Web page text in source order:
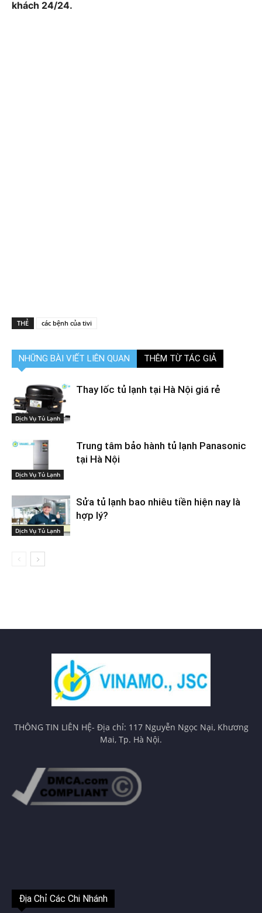
khách 24/24.
THẺ các bệnh của tivi
NHỮNG BÀI VIẾT LIÊN QUAN THÊM TỪ TÁC GIẢ
Dịch Vụ Tủ Lạnh
Thay lốc tủ lạnh tại Hà Nội giá rẻ
Dịch Vụ Tủ Lạnh
Trung tâm bảo hành tủ lạnh Panasonic
tại Hà Nội
Dịch Vụ Tủ Lạnh
Sửa tủ lạnh bao nhiêu tiền hiện nay là
hợp lý?
THÔNG TIN LIÊN HỆ- Địa chỉ: 117 Nguyễn Ngọc Nại, Khương
Mai, Tp. Hà Nội.
Địa Chỉ Các Chi Nhánh